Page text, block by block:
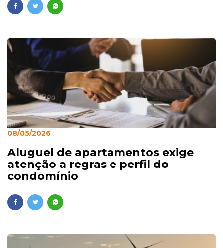
08/05/2026
Aluguel de apartamentos exige
atenção a regras e perfil do
condomínio